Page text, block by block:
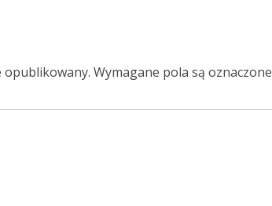
opublikowany. Wymagane pola są oznaczone